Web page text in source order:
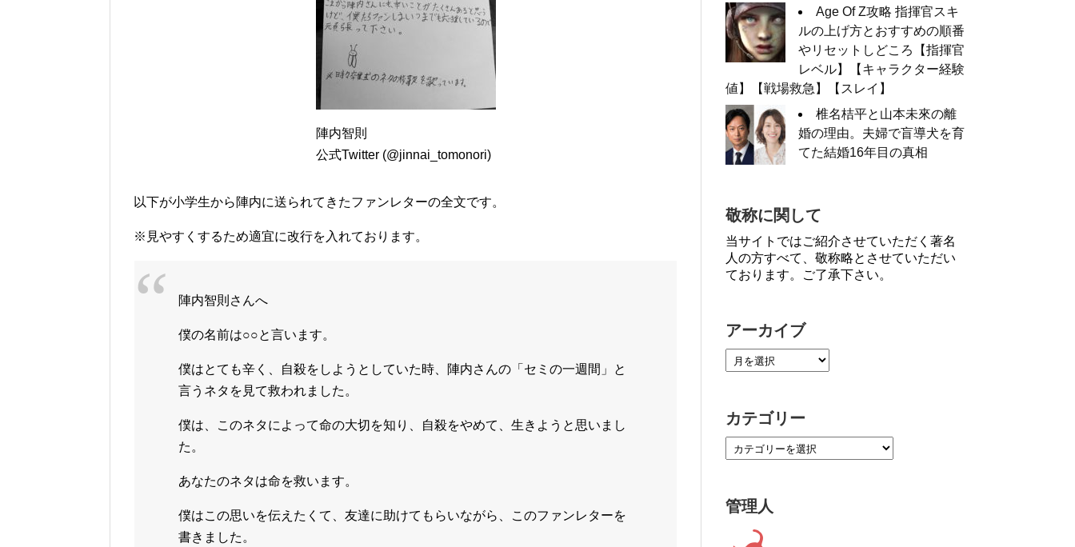
陣内智則
公式Twitter (@jinnai_tomonori)
以下が小学生から陣内に送られてきたファンレターの全文です。
※見やすくするため適宜に改行を入れております。
陣内智則さんへ
僕の名前は○○と言います。
僕はとても辛く、自殺をしようとしていた時、陣内さんの「セミの一週間」と
言うネタを見て救われました。
僕は、このネタによって命の大切を知り、自殺をやめて、生きようと思いまし
た。
あなたのネタは命を救います。
僕はこの思いを伝えたくて、友達に助けてもらいながら、このファンレターを
書きました。
Age Of Z攻略 指揮官スキ
ルの上げ方とおすすめの順番
やリセットしどころ【指揮官
レベル】【キャラクター経験
値】【戦場救急】【スレイ】
椎名桔平と山本未來の離
婚の理由。夫婦で盲導犬を育
てた結婚16年目の真相
敬称に関して
当サイトではご紹介させていただく著名
人の方すべて、敬称略とさせていただい
ております。ご了承下さい。
アーカイブ
カテゴリー
管理人